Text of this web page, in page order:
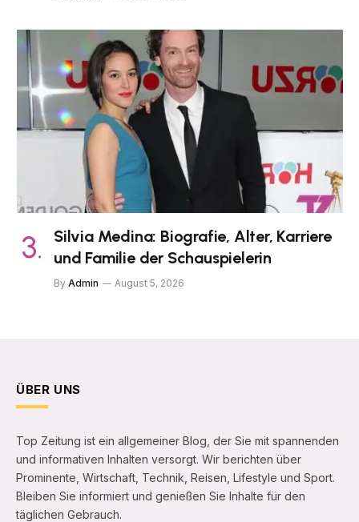
Silvia Medina: Biografie, Alter, Karriere
und Familie der Schauspielerin
By Admin August 5, 2026
ÜBER UNS
Top Zeitung ist ein allgemeiner Blog, der Sie mit spannenden
und informativen Inhalten versorgt. Wir berichten über
Prominente, Wirtschaft, Technik, Reisen, Lifestyle und Sport.
Bleiben Sie informiert und genießen Sie Inhalte für den
täglichen Gebrauch.